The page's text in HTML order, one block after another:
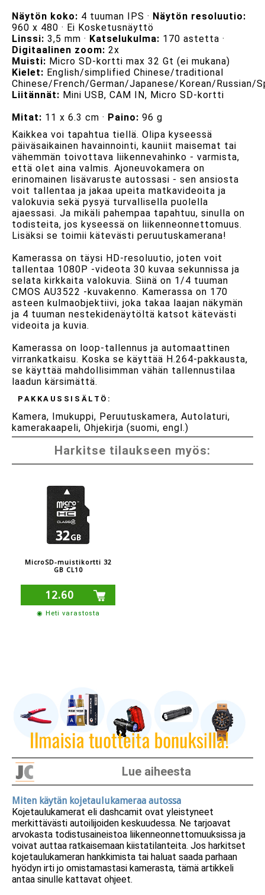
Näytön koko: 4 tuuman IPS · Näytön resoluutio:
960 x 480 · Ei Kosketusnäyttö
Linssi: 3,5 mm · Katselukulma: 170 astetta ·
Digitaalinen zoom: 2x
Muisti: Micro SD-kortti max 32 Gt (ei mukana)
Kielet: English/simplified Chinese/traditional
Chinese/French/German/Japanese/Korean/
Liitännät: Mini USB, CAM IN, Micro SD-kortti
Mitat: 11 x 6.3 cm · Paino: 96 g
Kaikkea voi tapahtua tiellä. Olipa kyseessä
päiväsaikainen havainnointi, kauniit maisemat tai
vähemmän toivottava liikennevahinko - varmista,
että olet aina valmis. Ajoneuvokamera on
erinomainen lisävaruste autossasi - sen ansiosta
voit tallentaa ja jakaa upeita matkavideoita ja
valokuvia sekä pysyä turvallisella puolella
ajaessasi. Ja mikäli pahempaa tapahtuu, sinulla on
todisteita, jos kyseessä on liikenneonnettomuus.
Lisäksi se toimii kätevästi peruutuskamerana!
Kamerassa on täysi HD-resoluutio, joten voit
tallentaa 1080P -videota 30 kuvaa sekunnissa ja
selata kirkkaita valokuvia. Siinä on 1/4 tuuman
CMOS AU3522 -kuvakenno. Kamerassa on 170
asteen kulmaobjektiivi, joka takaa laajan näkymän
ja 4 tuuman nestekidenäytöltä katsot kätevästi
videoita ja kuvia.
Kamerassa on loop-tallennus ja automaattinen
virrankatkaisu. Koska se käyttää H.264-pakkausta,
se käyttää mahdollisimman vähän tallennustilaa
laadun kärsimättä.
PAKKAUSSISÄLTÖ:
Kamera, Imukuppi, Peruutuskamera, Autolaturi,
kamerakaapeli, Ohjekirja (suomi, engl.)
Harkitse tilaukseen myös:
MicroSD-muistikortti 32
GB CL10
12.60
◉ Heti varastosta
Lue aiheesta
Miten käytän kojetaulukameraa autossa
Kojetaulukamerat eli dashcamit ovat yleistyneet
merkittävästi autoilijoiden keskuudessa. Ne tarjoavat
arvokasta todistusaineistoa liikenneonnettomuuksissa ja
voivat auttaa ratkaisemaan kiistatilanteita. Jos harkitset
kojetaulukameran hankkimista tai haluat saada parhaan
hyödyn irti jo omistamastasi kamerasta, tämä artikkeli
antaa sinulle kattavat ohjeet.